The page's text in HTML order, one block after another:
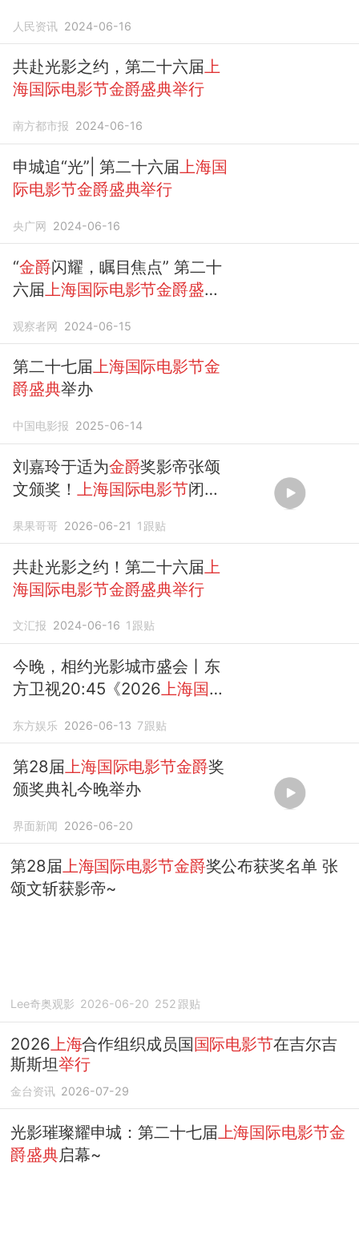
人民资讯 2024-06-16
共赴光影之约，第二十六届上
海国际电影节金爵盛典举行
南方都市报 2024-06-16
申城追“光”| 第二十六届上海国
际电影节金爵盛典举行
央广网 2024-06-16
“金爵闪耀，瞩目焦点” 第二十
六届 上海国际电影节金爵盛典
观察者网 2024-06-15
第二十七届上海国际电影节金
爵盛典举办
中国电影报 2025-06-14
刘嘉玲于适为金爵奖影帝张颂
文颁奖！
上海国际电影节闭幕
果果哥哥 2026-06-21 1 跟贴
共赴光影之约！第二十六届 上
海国际电影节金爵盛典举行
文汇报 2024-06-16 1 跟贴
今晚，相约光影城市盛会丨东
方卫视20:45《2026上海国际
东方娱乐 2026-06-13 7跟贴
第28届 上海国际电影节金爵奖
颁奖典礼今晚举办
界面新闻 2026-06-20
第28届上海国际电影节金爵奖公布获奖名单 张
颂文斩获影帝~
Lee奇奥观影 2026-06-20 252 跟贴
2026上海合作组织成员国国际电影节在吉尔吉
斯斯坦举行
金台资讯 2026-07-29
光影璀璨耀申城：第二十七届 上海国际电影节金
爵盛典启幕~